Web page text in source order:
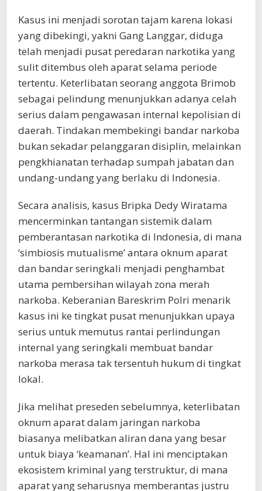
Kasus ini menjadi sorotan tajam karena lokasi
yang dibekingi, yakni Gang Langgar, diduga
telah menjadi pusat peredaran narkotika yang
sulit ditembus oleh aparat selama periode
tertentu. Keterlibatan seorang anggota Brimob
sebagai pelindung menunjukkan adanya celah
serius dalam pengawasan internal kepolisian di
daerah. Tindakan membekingi bandar narkoba
bukan sekadar pelanggaran disiplin, melainkan
pengkhianatan terhadap sumpah jabatan dan
undang-undang yang berlaku di Indonesia.
Secara analisis, kasus Bripka Dedy Wiratama
mencerminkan tantangan sistemik dalam
pemberantasan narkotika di Indonesia, di mana
‘simbiosis mutualisme’ antara oknum aparat
dan bandar seringkali menjadi penghambat
utama pembersihan wilayah zona merah
narkoba. Keberanian Bareskrim Polri menarik
kasus ini ke tingkat pusat menunjukkan upaya
serius untuk memutus rantai perlindungan
internal yang seringkali membuat bandar
narkoba merasa tak tersentuh hukum di tingkat
lokal.
Jika melihat preseden sebelumnya, keterlibatan
oknum aparat dalam jaringan narkoba
biasanya melibatkan aliran dana yang besar
untuk biaya ‘keamanan’. Hal ini menciptakan
ekosistem kriminal yang terstruktur, di mana
aparat yang seharusnya memberantas justru